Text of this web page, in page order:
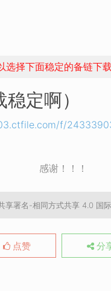
择下面稳定的备链下
定啊）
f/
享署名-相同方式共享 4.0 国
点赞 分